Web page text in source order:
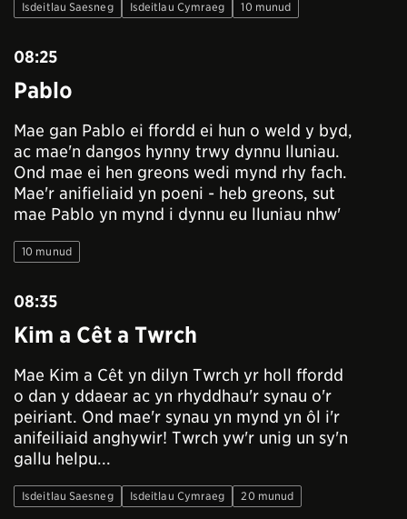
Isdeitlau Saesneg Isdeitlau Cymraeg 10 munud
08:25
Pablo
Mae gan Pablo ei ffordd ei hun o weld y byd,
ac mae'n dangos hynny trwy dynnu lluniau.
Ond mae ei hen greons wedi mynd rhy fach.
Mae'r anifieliaid yn poeni - heb greons, sut
mae Pablo yn mynd i dynnu eu lluniau nhw'
10 munud
08:35
Kim a Cêt a Twrch
Mae Kim a Cêt yn dilyn Twrch yr holl ffordd
o dan y ddaear ac yn rhyddhau'r synau o'r
peiriant. Ond mae'r synau yn mynd yn ôl i'r
anifeiliaid anghywir! Twrch yw'r unig un sy'n
gallu helpu...
Isdeitlau Saesneg Isdeitlau Cymraeg 20 munud